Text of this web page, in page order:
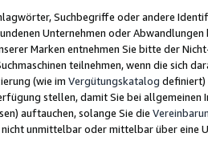
Suchbegriffe oder andere
Unternehmen oder
Marken entnehmen Sie bitte der
teilnehmen, wenn die sich
(wie im Vergütungskatalog definiert)
stellen, damit Sie bei
auftauchen, solange Sie die
unmittelbar oder mittelbar über eine